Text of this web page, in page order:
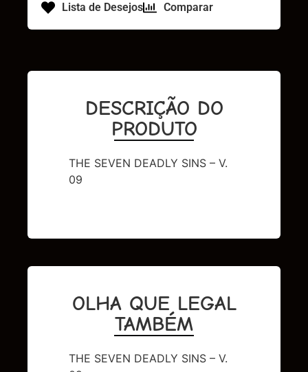
Lista de Desejos Comparar
DESCRIÇÃO DO
PRODUTO
THE SEVEN DEADLY SINS – V.
09
OLHA QUE LEGAL
TAMBÉM
THE SEVEN DEADLY SINS – V.